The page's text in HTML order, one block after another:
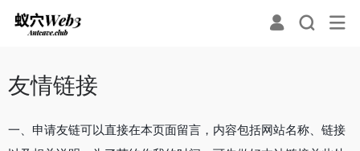
友情链接
一、申请友链可以直接在本页面留言，内容包括网站名称、链接